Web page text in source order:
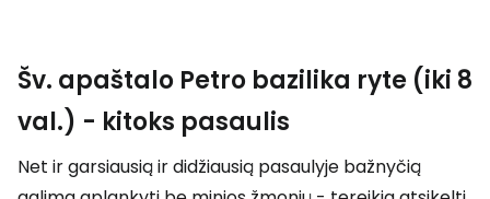
Šv. apaštalo Petro bazilika ryte (iki 8
val.) - kitoks pasaulis
Net ir garsiausią ir didžiausią pasaulyje bažnyčią